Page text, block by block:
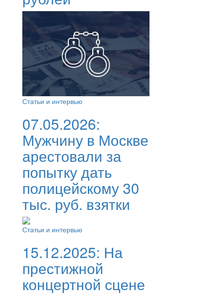
Статьи и интервью
07.05.2026:
Мужчину в Москве
арестовали за
попытку дать
полицейскому 30
тыс. руб. взятки
Статьи и интервью
15.12.2025: На
престижной
концертной сцене